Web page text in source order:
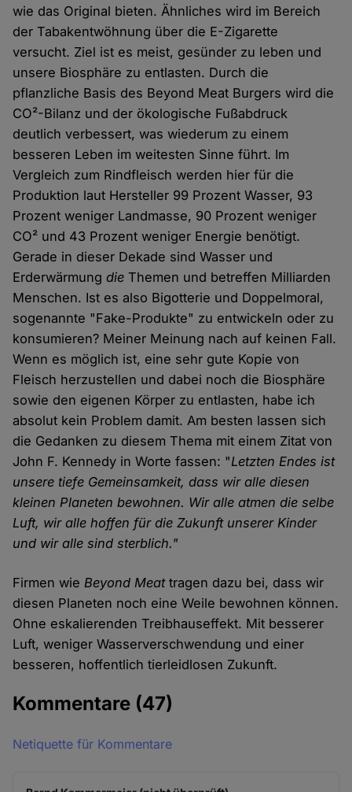
wie das Original bieten. Ähnliches wird im Bereich
der Tabakentwöhnung über die E-Zigarette
versucht. Ziel ist es meist, gesünder zu leben und
unsere Biosphäre zu entlasten. Durch die
pflanzliche Basis des Beyond Meat Burgers wird die
CO²-Bilanz und der ökologische Fußabdruck
deutlich verbessert, was wiederum zu einem
besseren Leben im weitesten Sinne führt. Im
Vergleich zum Rindfleisch werden hier für die
Produktion laut Hersteller 99 Prozent Wasser, 93
Prozent weniger Landmasse, 90 Prozent weniger
CO² und 43 Prozent weniger Energie benötigt.
Gerade in dieser Dekade sind Wasser und
Erderwärmungdie Themen und betreffen Milliarden
Menschen. Ist es also Bigotterie und Doppelmoral,
sogenannte "Fake-Produkte" zu entwickeln oder zu
konsumieren? Meiner Meinung nach auf keinen Fall.
Wenn es möglich ist, eine sehr gute Kopie von
Fleisch herzustellen und dabei noch die Biosphäre
sowie den eigenen Körper zu entlasten, habe ich
absolut kein Problem damit. Am besten lassen sich
die Gedanken zu diesem Thema mit einem Zitat von
John F. Kennedy in Worte fassen: "Letzten Endes ist
unsere tiefe Gemeinsamkeit, dass wir alle diesen
kleinen Planeten bewohnen. Wir alle atmen die selbe
Luft, wir alle hoffen für die Zukunft unserer Kinder
und wir alle sind sterblich."
Firmen wieBeyond Meattragen dazu bei, dass wir
diesen Planeten noch eine Weile bewohnen können.
Ohne eskalierenden Treibhauseffekt. Mit besserer
Luft, weniger Wasserverschwendung und einer
besseren, hoffentlich tierleidlosen Zukunft.
Kommentare (47)
Netiquette für Kommentare